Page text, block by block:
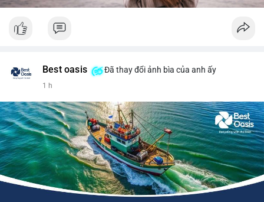
Best oasis Đã thay đổi ảnh bìa của anh ấy
1 h